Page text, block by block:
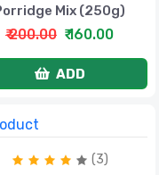
Mix (250g)
₹ 200.00 ₹ 160.00
ADD
(3)